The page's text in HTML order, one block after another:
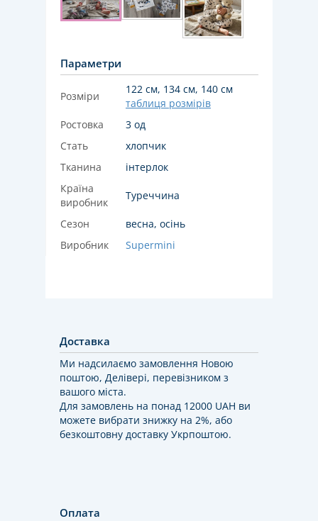
Параметри
Розміри
122 см, 134 см, 140 см
таблиця розмірів
Ростовка
3 од
Стать
хлопчик
Тканина
інтерлок
Країна
виробник
Туреччина
Сезон
весна, осінь
Виробник
Supermini
Доставка
Ми надсилаємо замовлення Новою
поштою, Делівері, перевізником з
вашого міста.
Для замовлень на понад 12000 UAH ви
можете вибрати знижку на 2%, або
безкоштовну доставку Укрпоштою.
Оплата